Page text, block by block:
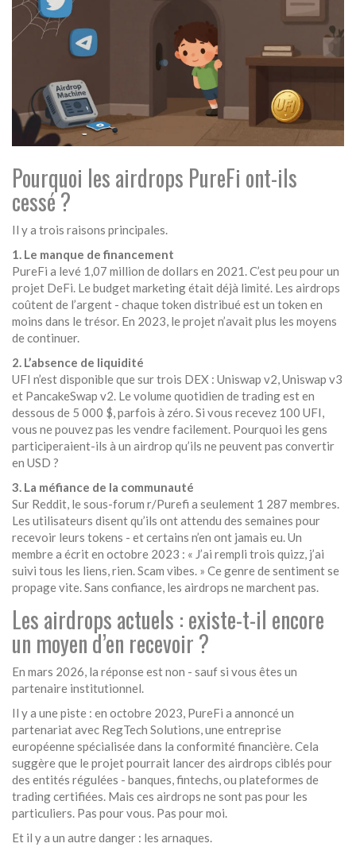
Pourquoi les airdrops PureFi ont-ils
cessé ?
Il y a trois raisons principales.
1. Le manque de financement
PureFi a levé 1,07 million de dollars en 2021. C’est peu pour un
projet DeFi. Le budget marketing était déjà limité. Les airdrops
coûtent de l’argent - chaque token distribué est un token en
moins dans le trésor. En 2023, le projet n’avait plus les moyens
de continuer.
2. L’absence de liquidité
UFI n’est disponible que sur trois DEX : Uniswap v2, Uniswap v3
et PancakeSwap v2. Le volume quotidien de trading est en
dessous de 5 000 $, parfois à zéro. Si vous recevez 100 UFI,
vous ne pouvez pas les vendre facilement. Pourquoi les gens
participeraient-ils à un airdrop qu’ils ne peuvent pas convertir
en USD ?
3. La méfiance de la communauté
Sur Reddit, le sous-forum r/Purefi a seulement 1 287 membres.
Les utilisateurs disent qu’ils ont attendu des semaines pour
recevoir leurs tokens - et certains n’en ont jamais eu. Un
membre a écrit en octobre 2023 : « J’ai rempli trois quizz, j’ai
suivi tous les liens, rien. Scam vibes. » Ce genre de sentiment se
propage vite. Sans confiance, les airdrops ne marchent pas.
Les airdrops actuels : existe-t-il encore
un moyen d’en recevoir ?
En mars 2026, la réponse est non - sauf si vous êtes un
partenaire institutionnel.
Il y a une piste : en octobre 2023, PureFi a annoncé un
partenariat avec RegTech Solutions, une entreprise
européenne spécialisée dans la conformité financière. Cela
suggère que le projet pourrait lancer des airdrops ciblés pour
des entités régulées - banques, fintechs, ou plateformes de
trading certifiées. Mais ces airdrops ne sont pas pour les
particuliers. Pas pour vous. Pas pour moi.
Et il y a un autre danger : les arnaques.